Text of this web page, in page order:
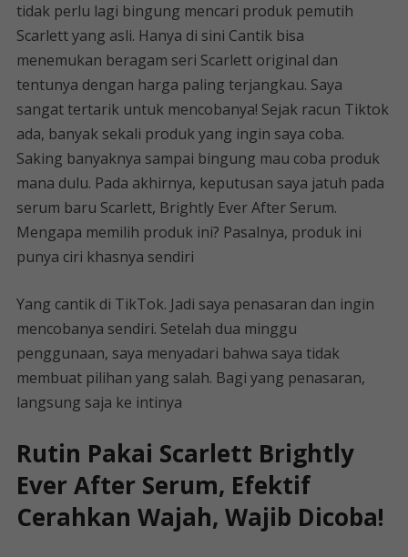
tidak perlu lagi bingung mencari produk pemutih
Scarlett yang asli. Hanya di sini Cantik bisa
menemukan beragam seri Scarlett original dan
tentunya dengan harga paling terjangkau. Saya
sangat tertarik untuk mencobanya! Sejak racun Tiktok
ada, banyak sekali produk yang ingin saya coba.
Saking banyaknya sampai bingung mau coba produk
mana dulu. Pada akhirnya, keputusan saya jatuh pada
serum baru Scarlett, Brightly Ever After Serum.
Mengapa memilih produk ini? Pasalnya, produk ini
punya ciri khasnya sendiri
Yang cantik di TikTok. Jadi saya penasaran dan ingin
mencobanya sendiri. Setelah dua minggu
penggunaan, saya menyadari bahwa saya tidak
membuat pilihan yang salah. Bagi yang penasaran,
langsung saja ke intinya
Rutin Pakai Scarlett Brightly
Ever After Serum, Efektif
Cerahkan Wajah, Wajib Dicoba!